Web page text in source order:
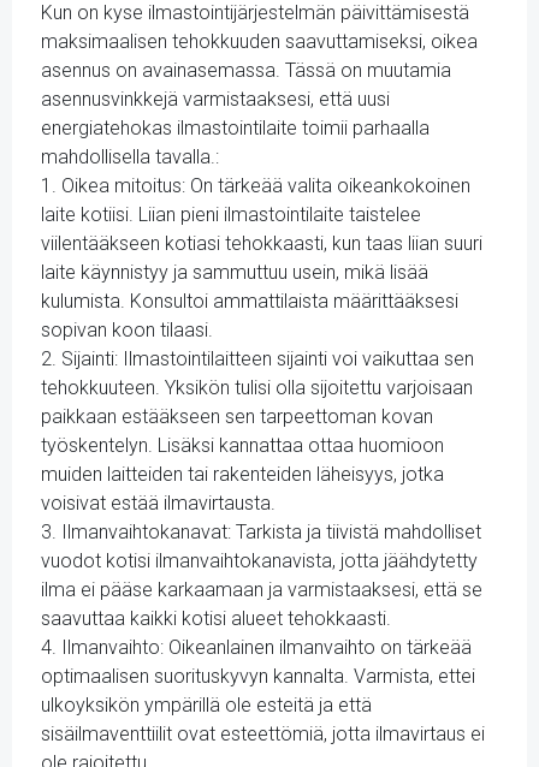
Kun on kyse ilmastointijärjestelmän päivittämisestä
maksimaalisen tehokkuuden saavuttamiseksi, oikea
asennus on avainasemassa. Tässä on muutamia
asennusvinkkejä varmistaaksesi, että uusi
energiatehokas ilmastointilaite toimii parhaalla
mahdollisella tavalla.:
1. Oikea mitoitus: On tärkeää valita oikeankokoinen
laite kotiisi. Liian pieni ilmastointilaite taistelee
viilentääkseen kotiasi tehokkaasti, kun taas liian suuri
laite käynnistyy ja sammuttuu usein, mikä lisää
kulumista. Konsultoi ammattilaista määrittääksesi
sopivan koon tilaasi.
2. Sijainti: Ilmastointilaitteen sijainti voi vaikuttaa sen
tehokkuuteen. Yksikön tulisi olla sijoitettu varjoisaan
paikkaan estääkseen sen tarpeettoman kovan
työskentelyn. Lisäksi kannattaa ottaa huomioon
muiden laitteiden tai rakenteiden läheisyys, jotka
voisivat estää ilmavirtausta.
3. Ilmanvaihtokanavat: Tarkista ja tiivistä mahdolliset
vuodot kotisi ilmanvaihtokanavista, jotta jäähdytetty
ilma ei pääse karkaamaan ja varmistaaksesi, että se
saavuttaa kaikki kotisi alueet tehokkaasti.
4. Ilmanvaihto: Oikeanlainen ilmanvaihto on tärkeää
optimaalisen suorituskyvyn kannalta. Varmista, ettei
ulkoyksikön ympärillä ole esteitä ja että
sisäilmaventtiilit ovat esteettömiä, jotta ilmavirtaus ei